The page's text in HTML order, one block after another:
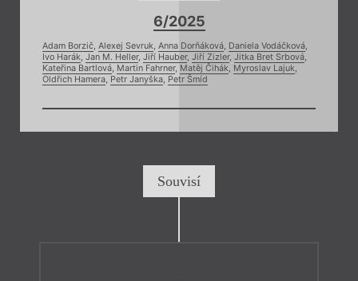
6/2025
Adam Borzič, Alexej Sevruk, Anna Dorňáková, Daniela Vodáčková,
Ivo Harák, Jan M. Heller, Jiří Hauber, Jiří Zizler, Jitka Bret Srbová,
Kateřina Bartlová, Martin Fahrner, Matěj Čihák, Myroslav Lajuk,
Oldřich Hamera, Petr Janyška, Petr Šmíd
Souvisí